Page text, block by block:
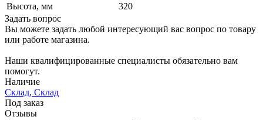
Высота, мм
320
Задать вопрос
Вы можете задать любой интересующий вас вопрос по товару
или работе магазина.
Наши квалифицированные специалисты обязательно вам
помогут.
Наличие
Склад, Склад
Под заказ
Отзывы